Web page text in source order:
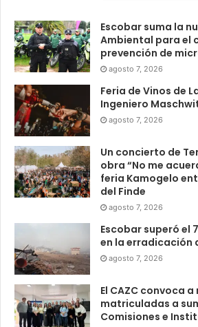
Escobar suma la
Ambiental para el
prevención de
agosto 7, 2026
Feria de Vinos de
Ingeniero
agosto 7, 2026
Un concierto de
obra “No me
feria Kamogelo
del Finde
agosto 7, 2026
Escobar superó el
en la erradicación
agosto 7, 2026
El CAZC convoca
matriculadas a
Comisiones e